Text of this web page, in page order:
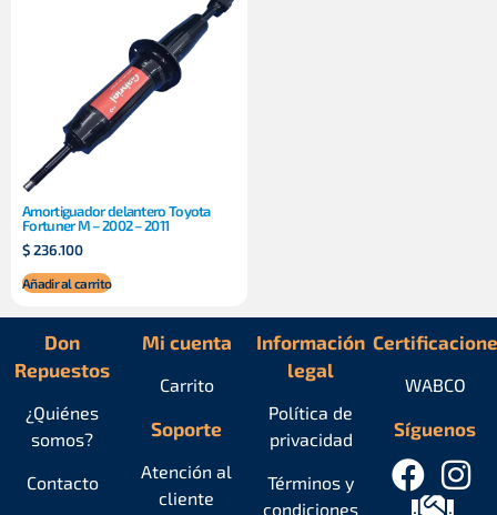
Amortiguador delantero Toyota
Fortuner M – 2002 – 2011
$236.100
Añadir al carrito
Don
Repuestos
¿Quiénes
somos?
Contacto
Mi cuenta
Carrito
Soporte
Atención al
cliente
Información
legal
Política de
privacidad
Términos y
condiciones
Síguenos
WABCO